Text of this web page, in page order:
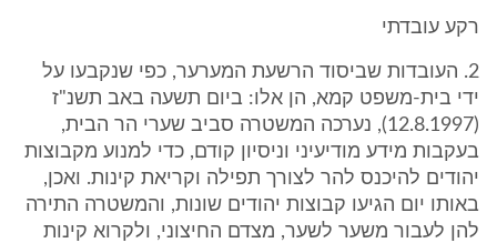
רקע עובדתי
2. העובדות שביסוד הרשעת המערער, כפי שנקבעו על
ידי בית-משפט קמא, הן אלו: ביום תשעה באב תשנ"ז
(12.8.1997), נערכה המשטרה סביב שערי הר הבית,
בעקבות מידע מודיעיני וניסיון קודם, כדי למנוע מקבוצות
יהודים להיכנס להר לצורך תפילה וקריאת קינות. ואכן,
באותו יום הגיעו קבוצות יהודים שונות, והמשטרה התירה
להן לעבור משער לשער, מצדם החיצוני, ולקרוא קינות